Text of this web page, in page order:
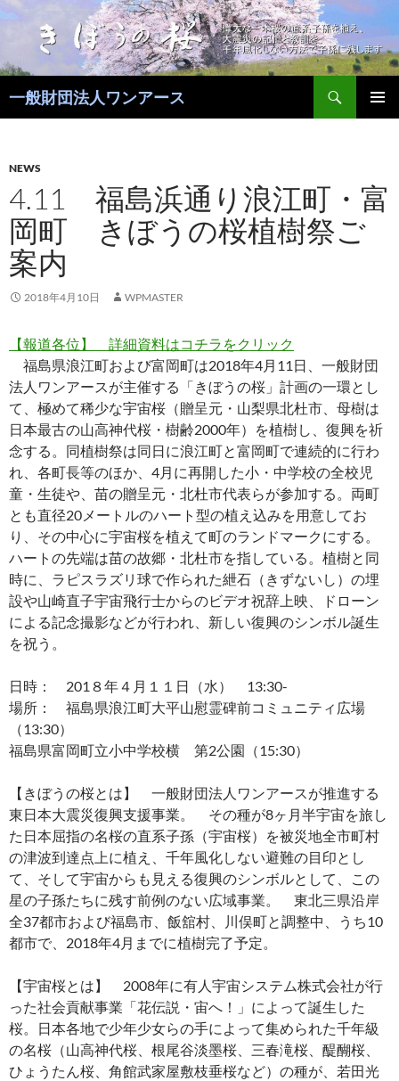
コ
ン
ツ
へ
プ
一般財団法人ワンアース
NEWS
4.11 福島浜通り浪江町・富
岡町 きぼうの桜植樹祭ご
案内
2018年4月10日 WPMASTER
【報道各位】 詳細資料はコチラをクリック
福島県浪江町および富岡町は2018年4月11日、一般財団
法人ワンアースが主催する「きぼうの桜」計画の一環とし
て、極めて稀少な宇宙桜（贈呈元・山梨県北杜市、母樹は
日本最古の山高神代桜・樹齢2000年）を植樹し、復興を祈
念する。同植樹祭は同日に浪江町と富岡町で連続的に行わ
れ、各町長等のほか、4月に再開した小・中学校の全校児
童・生徒や、苗の贈呈元・北杜市代表らが参加する。両町
とも直径20メートルのハート型の植え込みを用意してお
り、その中心に宇宙桜を植えて町のランドマークにする。
ハートの先端は苗の故郷・北杜市を指している。植樹と同
時に、ラピスラズリ球で作られた紲石（きずないし）の埋
設や山崎直子宇宙飛行士からのビデオ祝辞上映、ドローン
による記念撮影などが行われ、新しい復興のシンボル誕生
を祝う。
日時： 201８年４月１１日（水） 13:30-
場所： 福島県浪江町大平山慰霊碑前コミュニティ広場
（13:30）
福島県富岡町立小中学校横 第2公園（15:30）
【きぼうの桜とは】 一般財団法人ワンアースが推進する
東日本大震災復興支援事業。 その種が8ヶ月半宇宙を旅し
た日本屈指の名桜の直系子孫（宇宙桜）を被災地全市町村
の津波到達点上に植え、千年風化しない避難の目印とし
て、そして宇宙からも見える復興のシンボルとして、この
星の子孫たちに残す前例のない広域事業。 東北三県沿岸
全37都市および福島市、飯舘村、川俣町と調整中、うち10
都市で、2018年4月までに植樹完了予定。
【宇宙桜とは】 2008年に有人宇宙システム株式会社が行
った社会貢献事業「花伝説・宙へ！」によって誕生した
桜。日本各地で少年少女らの手によって集められた千年級
の名桜（山高神代桜、根尾谷淡墨桜、三春滝桜、醍醐桜、
ひょうたん桜、角館武家屋敷枝垂桜など）の種が、若田光